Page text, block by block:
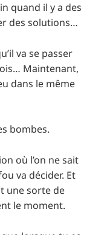
quand il y a des
des solutions…
va se passer
Maintenant,
dans le même
bombes.
où l’on ne sait
va décider. Et
une sorte de
le moment.